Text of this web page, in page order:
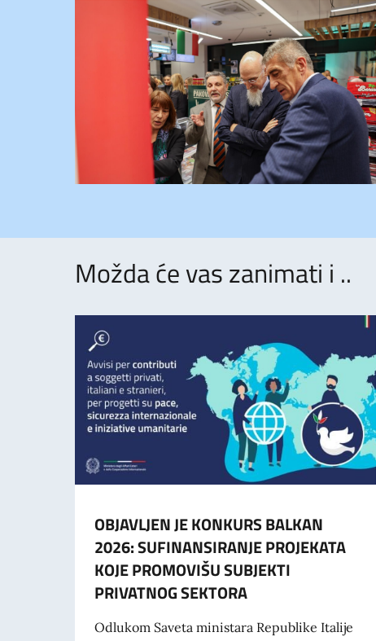
Možda će vas zanimati i ..
OBJAVLJEN JE KONKURS BALKAN
2026: SUFINANSIRANJE PROJEKATA
KOJE PROMOVIŠU SUBJEKTI
PRIVATNOG SEKTORA
Odlukom Saveta ministara Republike Italije